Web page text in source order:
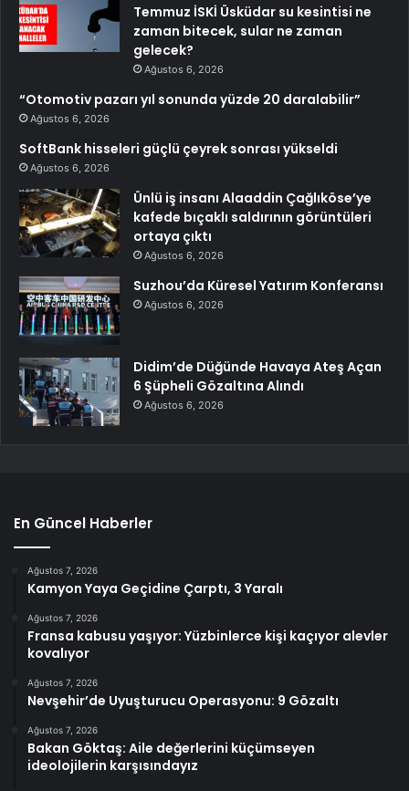
Temmuz İSKİ Üsküdar su kesintisi ne
zaman bitecek, sular ne zaman
gelecek?
Ağustos 6, 2026
“Otomotiv pazarı yıl sonunda yüzde 20 daralabilir”
Ağustos 6, 2026
SoftBank hisseleri güçlü çeyrek sonrası yükseldi
Ağustos 6, 2026
Ünlü iş insanı Alaaddin Çağlıköse’ye
kafede bıçaklı saldırının görüntüleri
ortaya çıktı
Ağustos 6, 2026
Suzhou’da Küresel Yatırım Konferansı
Ağustos 6, 2026
Didim’de Düğünde Havaya Ateş Açan
6 Şüpheli Gözaltına Alındı
Ağustos 6, 2026
En Güncel Haberler
Ağustos 7, 2026
Kamyon Yaya Geçidine Çarptı, 3 Yaralı
Ağustos 7, 2026
Fransa kabusu yaşıyor: Yüzbinlerce kişi kaçıyor alevler
kovalıyor
Ağustos 7, 2026
Nevşehir’de Uyuşturucu Operasyonu: 9 Gözaltı
Ağustos 7, 2026
Bakan Göktaş: Aile değerlerini küçümseyen
ideolojilerin karşısındayız